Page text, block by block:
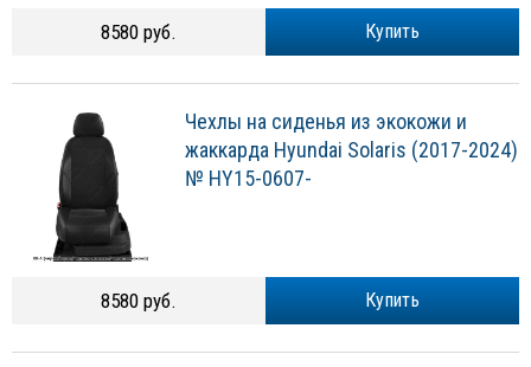
Купить
8580 руб.
Чехлы на сиденья из экокожи и
жаккарда Hyundai Solaris (2017-2024)
№ HY15-0607-
Купить
8580 руб.